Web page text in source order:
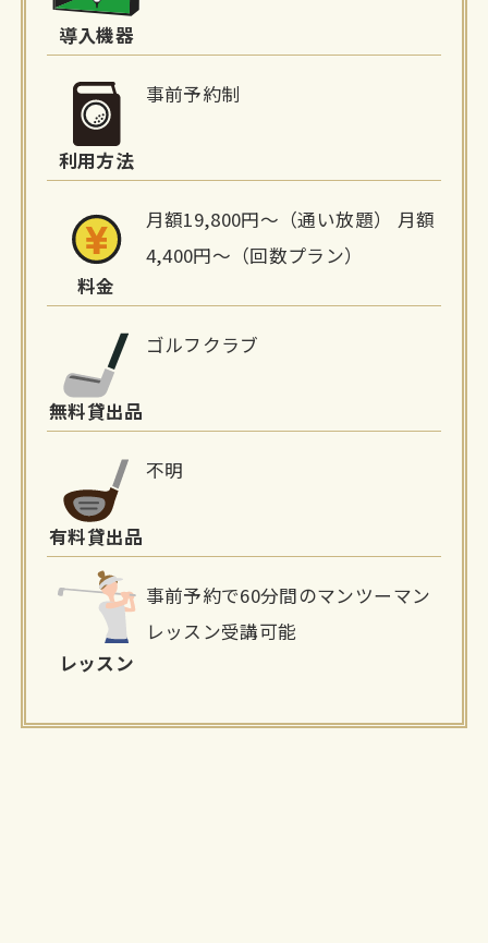
報
導入機器
利用方法
事前予約制
料金
月額19,800円〜（通い放題） 月額
4,400円〜（回数プラン）
無料貸出品
ゴルフクラブ
有料貸出品
不明
レッスン
事前予約で60分間のマンツーマン
レッスン受講可能